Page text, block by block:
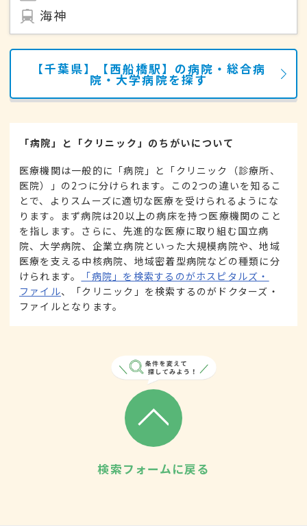
海神
【千葉県】【西船橋駅】の病院・総合病
院・大学病院を探す
「病院」と「クリニック」のちがいについて
医療機関は一般的に「病院」と「クリニック（診療所、
医院）」の2つに分けられます。この2つの違いを知るこ
とで、よりスムーズに適切な医療を受けられるようにな
ります。まず病院は20以上の病床を持つ医療機関のこと
を指します。さらに、先進的な医療に取り組む国立病
院、大学病院、企業立病院といった大規模病院や、地域
医療を支える中核病院、地域密着型病院などの種類に分
けられます。
「病院」を検索するのがホスピタルズ・
ファイル、「クリニック」を検索するのがドクターズ・
ファイルとなります。
検索フォームに戻る